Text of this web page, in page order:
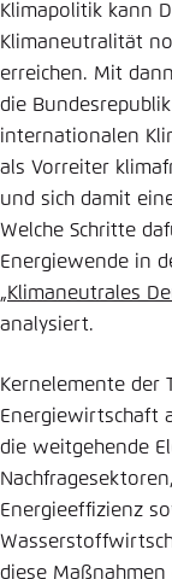
Klimapolitik kann
Klimaneutralität
erreichen. Mit
die
internationalen
als Vorreiter
und sich damit
Welche Schritte
Energiewende in
„Klimaneutrales
analysiert.
Kernelemente der
Energiewirtschaft
die weitgehende
Energieeffizienz
diese